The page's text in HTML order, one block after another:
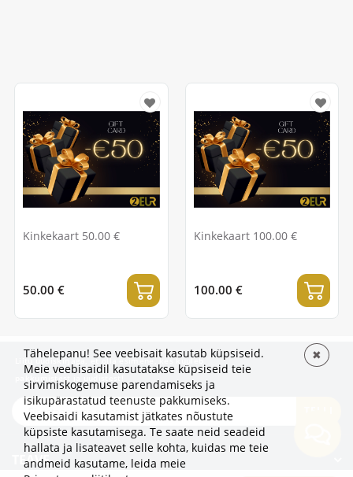
Kinkekaart 50.00 €
50.00 €
Kinkekaart 100.00 €
100.00 €
Liitu uudiskirjaga, et olla esimene, kes kuuleb
TEAVE
Tähelepanu! See veebisait kasutab küpsiseid.
Meie veebisaidil kasutatakse küpsiseid teie
sirvimiskogemuse parendamiseks ja
isikupärastatud teenuste pakkumiseks.
Veebisaidi kasutamist jätkates nõustute
küpsiste kasutamisega. Te saate neid seadeid
hallata ja lisateavet selle kohta, kuidas me teie
andmeid kasutame, leida meie
✖